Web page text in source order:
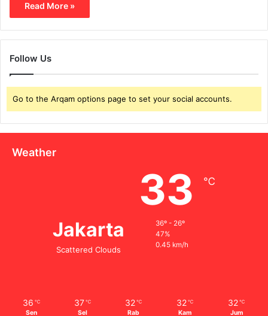
Read More »
Follow Us
Go to the Arqam options page to set your social accounts.
Weather
Jakarta
Scattered Clouds
33 ℃
36º - 26º
47%
0.45 km/h
36 ℃
Sen
37 ℃
Sel
32 ℃
Rab
32 ℃
Kam
32 ℃
Jum